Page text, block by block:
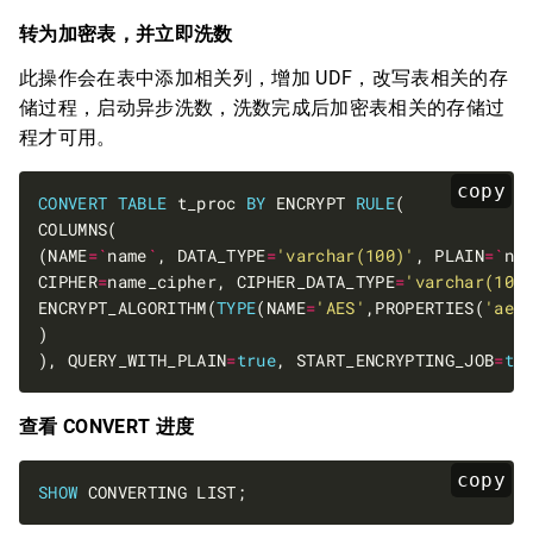
转为加密表，并立即洗数
此操作会在表中添加相关列，增加 UDF，改写表相关的存
储过程，启动异步洗数，洗数完成后加密表相关的存储过
程才可用。
copy
CONVERT TABLE t_proc BY ENCRYPT RULE
(NAME=`name ` , DATA_TYPE='varchar(100)' , PLAIN=`
CIPHER=name_cipher, CIPHER_DATA_TYPE=
ENCRYPT_ALGORITHM(TYPE(NAME='AES' ,PROPERTIES(
), QUERY_WITH_PLAIN=true, START_ENCRYPTING_JOB=
查看 CONVERT 进度
copy
SHOW